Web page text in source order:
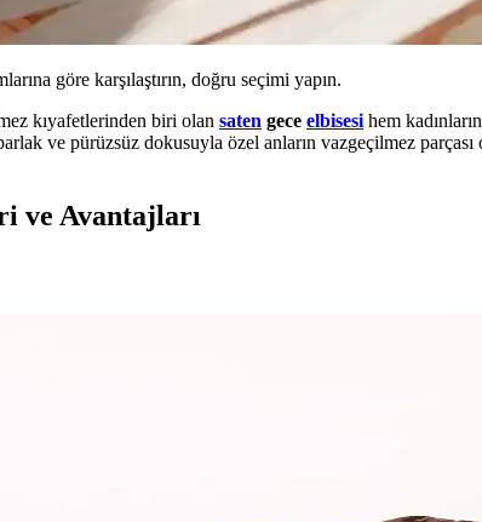
göre karşılaştırın, doğru seçimi yapın.
kıyafetlerinden biri olan saten gece elbisesi hem
ve pürüzsüz dokusuyla özel anların vazgeçilmez
ve Avantajları